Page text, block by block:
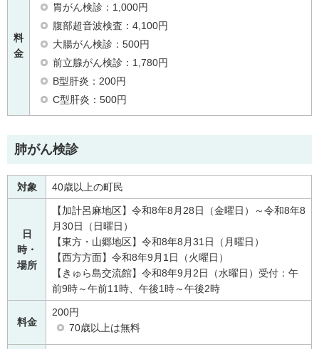
料
金
胃がん検診：1,000円
腹部超音波検査：4,100円
大腸がん検診：500円
前立腺がん検診：1,780円
B型肝炎：200円
C型肝炎：500円
肺がん検診
対象 40歳以上の町民
日
時・
場所
【加計呂麻地区】令和8年8月28日（金曜日）～令和8年8
月30日（日曜日）
【東方・山郷地区】令和8年8月31日（月曜日）
【西方方面】令和8年9月1日（火曜日）
【きゅら島交流館】令和8年9月2日（水曜日）受付：午
前9時～午前11時、午後1時～午後2時
料金
200円
70歳以上は無料